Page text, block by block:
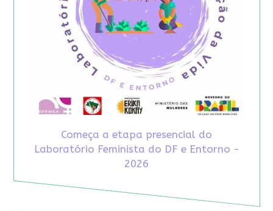
Começa a etapa presencial do
Laboratório Feminista do DF e Entorno -
2026